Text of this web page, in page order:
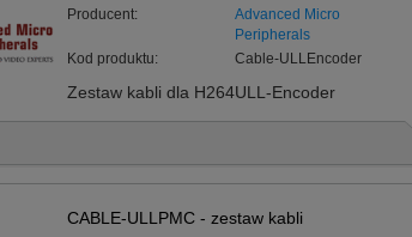
Producent:
Advanced Micro
Peripherals
Kod produktu:
Cable-ULLEncoder
Zestaw kabli dla H264ULL-Encoder
CABLE-ULLPMC - zestaw kabli